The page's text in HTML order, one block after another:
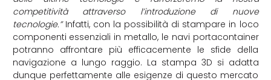
competitività attraverso l’introduzione di nuove
tecnologie.” Infatti, con la possibilità di stampare in loco
componenti essenziali in metallo, le navi portacontainer
potranno affrontare più efficacemente le sfide della
navigazione a lungo raggio. La stampa 3D si adatta
dunque perfettamente alle esigenze di questo mercato